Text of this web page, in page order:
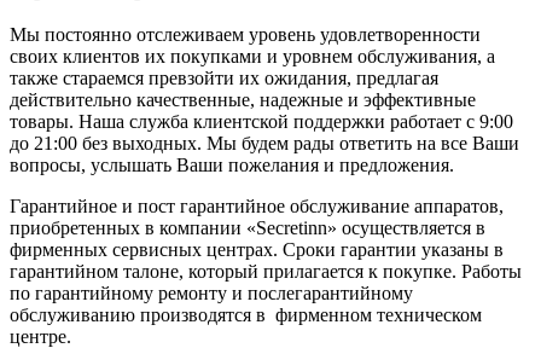
Мы постоянно отслеживаем уровень удовлетворенности
своих клиентов их покупками и уровнем обслуживания, а
также стараемся превзойти их ожидания, предлагая
действительно качественные, надежные и эффективные
товары. Наша служба клиентской поддержки работает с 9:00
до 21:00 без выходных. Мы будем рады ответить на все Ваши
вопросы, услышать Ваши пожелания и предложения.
Гарантийное и пост гарантийное обслуживание аппаратов,
приобретенных в компании «Secretinn» осуществляется в
фирменных сервисных центрах. Сроки гарантии указаны в
гарантийном талоне, который прилагается к покупке. Работы
по гарантийному ремонту и послегарантийному
обслуживанию производятся в фирменном техническом
центре.